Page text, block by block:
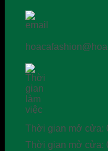
Thời gian mở cửa:
Thời gian mở cửa: